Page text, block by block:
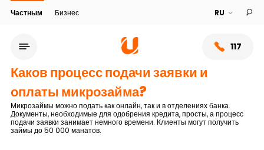
Частным Бизнес
117
Каков процесс подачи заявки и
оплаты микрозайма?
Микрозаймы можно подать как онлайн, так и в отделениях банка.
Документы, необходимые для одобрения кредита, просты, а процесс
подачи заявки занимает немного времени. Клиенты могут получить
займы до 50 000 манатов.